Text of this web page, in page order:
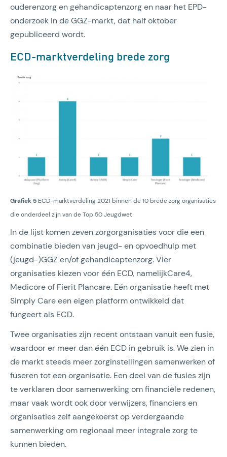
ouderenzorg en gehandicaptenzorg en naar het EPD-
onderzoek in de GGZ-markt, dat half oktober
gepubliceerd wordt.
ECD-marktverdeling brede zorg
Grafiek 5 ECD-marktverdeling 2021 binnen de 10 brede zorg organisaties
die onderdeel zijn van de Top 50 Jeugdwet
In de lijst komen zeven zorgorganisaties voor die een
combinatie bieden van jeugd- en opvoedhulp met
(jeugd-)GGZ en/of gehandicaptenzorg. Vier
organisaties kiezen voor één ECD, namelijkCare4,
Medicore of Fierit Plancare. Eén organisatie heeft met
Simply Care een eigen platform ontwikkeld dat
fungeert als ECD.
Twee organisaties zijn recent ontstaan vanuit een fusie,
waardoor er meer dan één ECD in gebruik is. We zien in
de markt steeds meer zorginstellingen samenwerken of
fuseren tot een organisatie. Een deel van de fusies zijn
te verklaren door samenwerking om financiële redenen,
maar vaak wordt ook door verwijzers, financiers en
organisaties zelf aangekoerst op verdergaande
samenwerking om regionaal meer integrale zorg te
kunnen bieden.